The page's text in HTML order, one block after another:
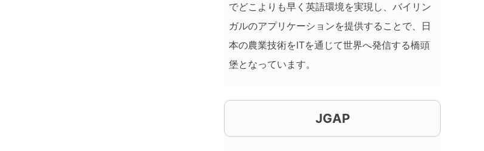
でどこよりも早く英語環境を実現し、バイリン
ガルのアプリケーションを提供することで、日
本の農業技術をITを通じて世界へ発信する橋頭
堡となっています。
JGAP